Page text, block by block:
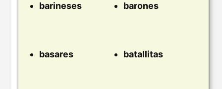
barineses barones
basares batallitas